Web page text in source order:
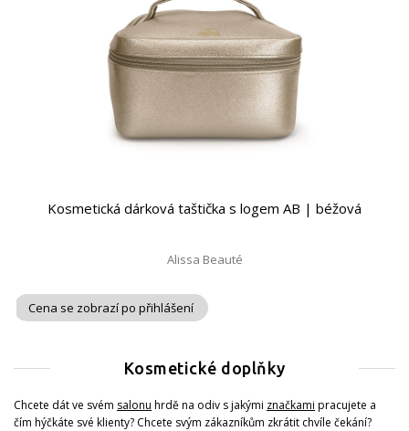
Kosmetická dárková taštička s logem AB | béžová
Alissa Beauté
Cena se zobrazí po přihlášení
Kosmetické doplňky
Chcete dát ve svém salonu hrdě na odiv s jakými značkami pracujete a
čím hýčkáte své klienty? Chcete svým zákazníkům zkrátit chvíle čekání?